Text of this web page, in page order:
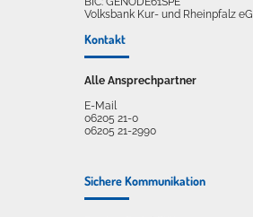
Volksbank Kur- und Rheinpfalz eG
Kontakt
Alle Ansprechpartner
E-Mail
06205 21-0
06205 21-2990
Sichere Kommunikation